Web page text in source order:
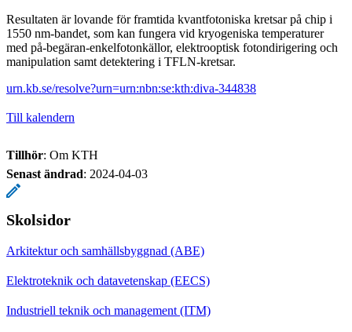
Resultaten är lovande för framtida kvantfotoniska kretsar på chip i
1550 nm-bandet, som kan fungera vid kryogeniska temperaturer
med på-begäran-enkelfotonkällor, elektrooptisk fotondirigering och
manipulation samt detektering i TFLN-kretsar.
urn.kb.se/resolve?urn=urn:nbn:se:kth:diva-344838
Till kalendern
Tillhör: Om KTH
Senast ändrad: 2024-04-03
Skolsidor
Arkitektur och samhällsbyggnad (ABE)
Elektroteknik och datavetenskap (EECS)
Industriell teknik och management (ITM)